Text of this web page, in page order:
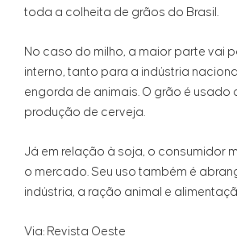
toda a colheita de grãos do Brasil.
No caso do milho, a maior parte vai
interno, tanto para a indústria
engorda de animais. O grão é usado
produção de cerveja.
Já em relação à soja, o consumidor
o mercado. Seu uso também é
indústria, a ração animal e
Via: Revista Oeste